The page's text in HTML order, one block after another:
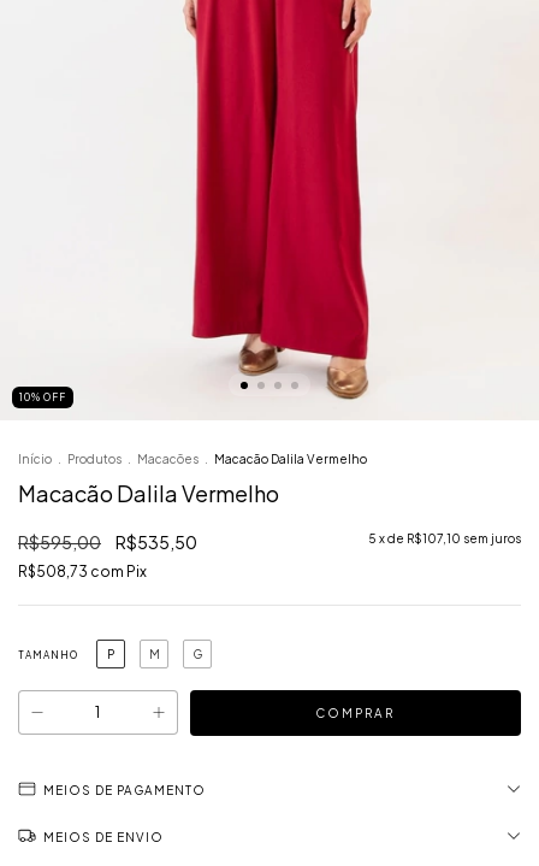
10% OFF
Início Produtos Macacões Macacão Dalila Vermelho
Macacão Dalila Vermelho
R$595,00 R$535,50 5 x de R$107,10 sem juros
R$508,73 com Pix
TAMANHO P M G
MEIOS DE PAGAMENTO
MEIOS DE ENVIO